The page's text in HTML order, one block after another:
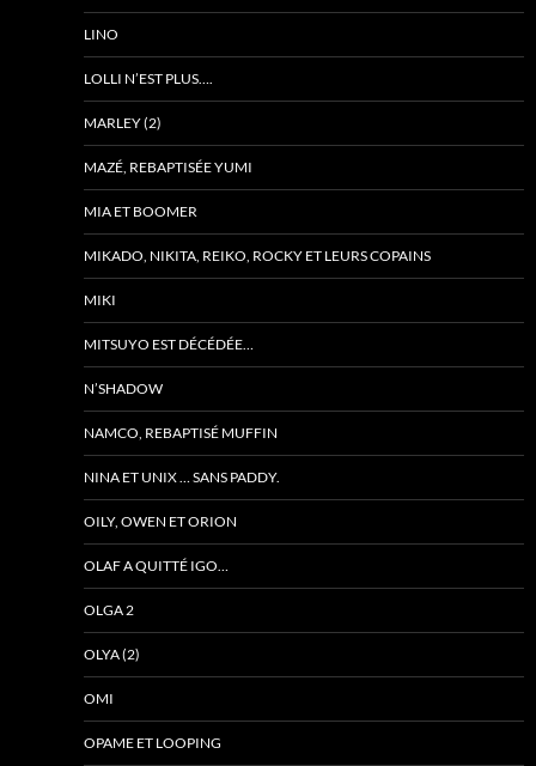
LINO
LOLLI N’EST PLUS….
MARLEY (2)
MAZÉ, REBAPTISÉE YUMI
MIA ET BOOMER
MIKADO, NIKITA, REIKO, ROCKY ET LEURS COPAINS
MIKI
MITSUYO EST DÉCÉDÉE…
N’SHADOW
NAMCO, REBAPTISÉ MUFFIN
NINA ET UNIX … SANS PADDY.
OILY, OWEN ET ORION
OLAF A QUITTÉ IGO…
OLGA 2
OLYA (2)
OMI
OPAME ET LOOPING